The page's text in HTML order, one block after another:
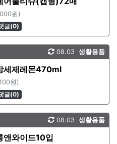
원)
글(0)
생활용품
08.03
세제레몬470ml
원)
글(0)
생활용품
08.03
앤와이드10입